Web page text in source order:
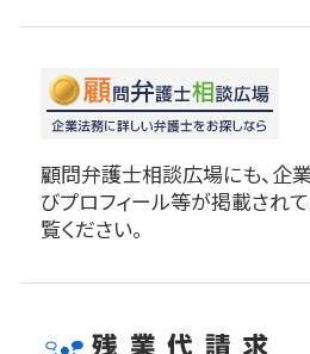
顧問弁護士相談広場にも、企
びプロフィール等が掲載されて
覧ください。